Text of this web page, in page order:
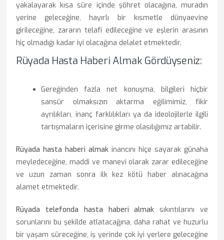
yakalayarak kısa süre içinde şöhret olacağına, muradın
yerine geleceğine, hayırlı bir kısmetle dünyaevine
girileceğine, zararın telafi edileceğine ve eşlerin arasının
hiç olmadığı kadar iyi olacağına delalet etmektedir.
Rüyada Hasta Haberi Almak Gördüyseniz:
Gereğinden fazla net konuşma, bilgileri hiçbir
sansür olmaksızın aktarma eğilimimiz, fikir
ayrılıkları, inanç farklılıkları ya da ideolojilerle ilgili
tartışmaların içerisine girme olasılığımız artabilir.
Rüyada hasta haberi almak inancını hiçe sayarak günaha
meyledeceğine, maddi ve manevi olarak zarar edileceğine
ve uzun zaman sonra ilk kez kötü haber alınacağına
alamet etmektedir.
Rüyada telefonda hasta haberi almak sıkıntılarını ve
sorunlarını bu şekilde atlatacağına, daha rahat ve huzurlu
bir yaşam süreceğine, iş yerinde çok iyi yerlere geleceğine